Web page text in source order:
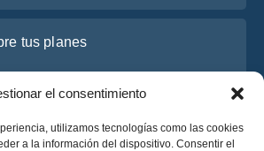
el consentimiento
utilizamos tecnologías como las cookies
a la información del dispositivo. Consentir el